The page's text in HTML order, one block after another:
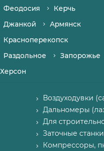
Феодосия
Керчь
Джанкой
Армянск
Красноперекопск
Раздольное
Запорожье
Херсон
Воздуходувки
Дальномеры
Для
Заточные
Компрессоры,